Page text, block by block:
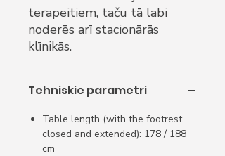
terapeitiem, taču tā labi
noderēs arī stacionārās
klīnikās.
Tehniskie parametri
Table length (with the footrest
closed and extended): 178 / 188
cm